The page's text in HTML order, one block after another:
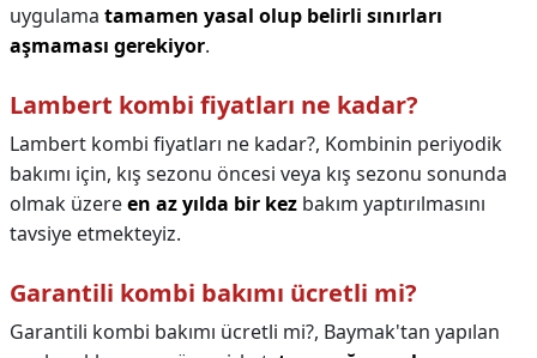
uygulama tamamen yasal olup belirli sınırları
aşmaması gerekiyor.
Lambert kombi fiyatları ne kadar?
Lambert kombi fiyatları ne kadar?, Kombinin periyodik
bakımı için, kış sezonu öncesi veya kış sezonu sonunda
olmak üzereen az yılda bir kez bakım yaptırılmasını
tavsiye etmekteyiz.
Garantili kombi bakımı ücretli mi?
Garantili kombi bakımı ücretli mi?, Baymak'tan yapılan